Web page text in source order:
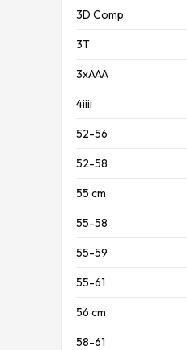
3D Comp
3T
3xAAA
4iiii
52-56
52-58
55 cm
55-58
55-59
55-61
56 cm
58-61